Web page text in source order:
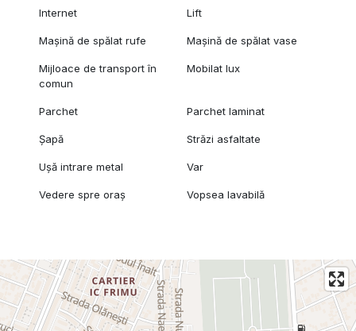
Internet Lift
Mașină de spălat rufe Mașină de spălat vase
Mijloace de transport în
comun
Mobilat lux
Parchet Parchet laminat
Șapă Străzi asfaltate
Ușă intrare metal Var
Vedere spre oraș Vopsea lavabilă